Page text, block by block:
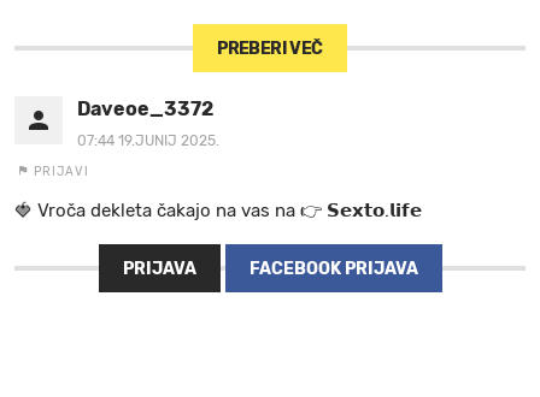
PREBERI VEČ
Daveoe_3372
07:44 19.JUNIJ 2025.
PRIJAVI
🍓 V r o č a d e k l e t a ča k a jo na va s n a 👉 𝗦𝗲𝘅𝘁𝗼.𝗹𝗶𝗳𝗲
PRIJAVA FACEBOOK PRIJAVA